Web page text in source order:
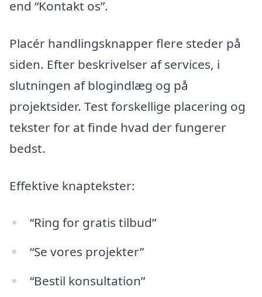
end “Kontakt os”.
Placér handlingsknapper flere steder på
siden. Efter beskrivelser af services, i
slutningen af blogindlæg og på
projektsider. Test forskellige placering og
tekster for at finde hvad der fungerer
bedst.
Effektive knaptekster:
“Ring for gratis tilbud”
“Se vores projekter”
“Bestil konsultation”